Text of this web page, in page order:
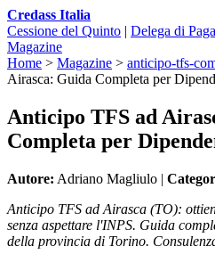
Credass Italia
Cessione del Quinto | Delega di
Magazine
Home > Magazine > anticipo-tfs-
Airasca: Guida Completa per
Anticipo TFS ad
Completa per
Autore: Adriano Magliulo |
Anticipo TFS ad Airasca (TO):
senza aspettare l'INPS. Guida
della provincia di Torino.